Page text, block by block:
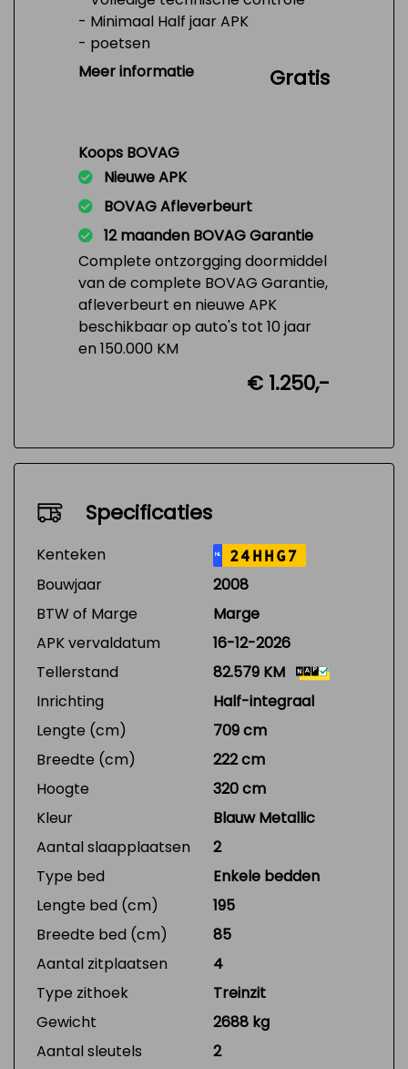
- Minimaal Half jaar APK
- poetsen
- Tank 1/4 vol
Meer informatie Gratis
Koops BOVAG
Nieuwe APK
BOVAG Afleverbeurt
12 maanden BOVAG Garantie
Complete ontzorgging doormiddel
van de complete BOVAG Garantie,
afleverbeurt en nieuwe APK
beschikbaar op auto's tot 10 jaar
en 150.000 KM
€ 1.250,-
Specificaties
Kenteken NL 24HHG7
Bouwjaar
2008
BTW of Marge
Marge
APK vervaldatum
16-12-2026
Tellerstand
82.579 KM
Inrichting
Half-integraal
Lengte (cm)
709 cm
Breedte (cm)
222 cm
Hoogte
320 cm
Kleur
Blauw Metallic
Aantal slaapplaatsen
2
Type bed
Enkele bedden
Lengte bed (cm)
195
Breedte bed (cm)
85
Aantal zitplaatsen
4
Type zithoek
Treinzit
Gewicht
2688 kg
Aantal sleutels
2